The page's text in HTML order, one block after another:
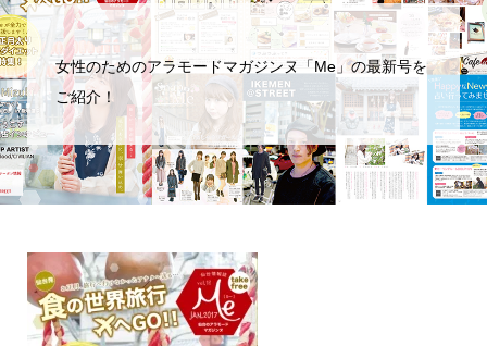
女性のためのアラモードマガジンヌ「Me」の最新号を
ご紹介！